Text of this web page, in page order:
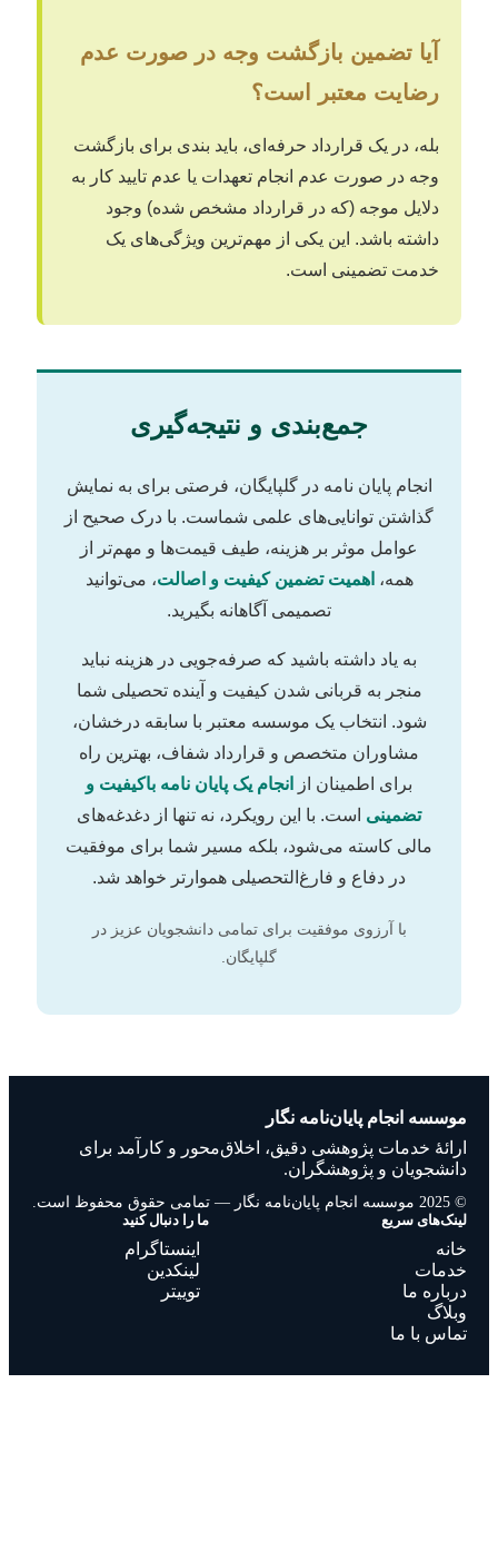
آیا تضمین بازگشت وجه در صورت عدم
رضایت معتبر است؟
بله، در یک قرارداد حرفه‌ای، باید بندی برای بازگشت
وجه در صورت عدم انجام تعهدات یا عدم تایید کار به
دلایل موجه (که در قرارداد مشخص شده) وجود
داشته باشد. این یکی از مهم‌ترین ویژگی‌های یک
خدمت تضمینی است.
جمع‌بندی و نتیجه‌گیری
انجام پایان نامه در گلپایگان، فرصتی برای به نمایش
گذاشتن توانایی‌های علمی شماست. با درک صحیح از
عوامل موثر بر هزینه، طیف قیمت‌ها و مهم‌تر از
همه،اهمیت تضمین کیفیت و اصالت، می‌توانید
تصمیمی آگاهانه بگیرید.
به یاد داشته باشید که صرفه‌جویی در هزینه نباید
منجر به قربانی شدن کیفیت و آینده تحصیلی شما
شود. انتخاب یک موسسه معتبر با سابقه درخشان،
مشاوران متخصص و قرارداد شفاف، بهترین راه
برای اطمینان از انجام یک پایان نامه باکیفیت و
تضمینیاست. با این رویکرد، نه تنها از دغدغه‌های
مالی کاسته می‌شود، بلکه مسیر شما برای موفقیت
در دفاع و فارغ‌التحصیلی هموارتر خواهد شد.
با آرزوی موفقیت برای تمامی دانشجویان عزیز در
گلپایگان.
موسسه انجام پایان‌نامه نگار
ارائهٔ خدمات پژوهشی دقیق، اخلاق‌محور و کارآمد برای
دانشجویان و پژوهشگران.
© 2025 موسسه انجام پایان‌نامه نگار — تمامی حقوق محفوظ است.
لینک‌های سریع
خانه
خدمات
درباره ما
وبلاگ
تماس با ما
ما را دنبال کنید
اینستاگرام
لینکدین
توییتر